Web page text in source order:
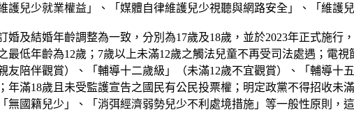
兒少就業權益」、「媒體自律維護兒少視聽與網路安全」、「維護
及結婚年齡調整為一致，分別為17歲及18歲，並於2023年正式施行
低年齡為12歲；7歲以上未滿12歲之觸法兒童不再受司法處遇；電
陪伴觀賞）、「輔導十二歲級」（未滿12歲不宜觀賞）、「輔導十
滿18歲且未受監護宣告之國民有公民投票權；明定政黨不得招收未
國籍兒少」、「消弭經濟弱勢兒少不利處境措施」等一般性原則，